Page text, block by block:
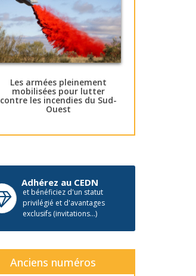
Les armées pleinement
mobilisées pour lutter
contre les incendies du Sud-
Ouest
Adhérez au CEDN
et bénéficiez d'un statut
privilégié et d'avantages
exclusifs (invitations...)
Anciens numéros